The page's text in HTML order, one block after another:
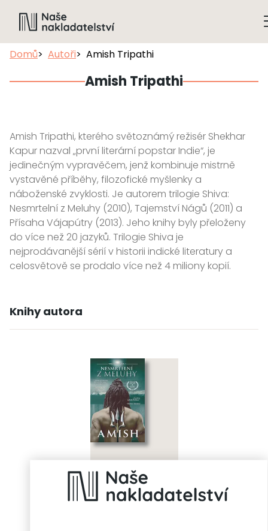
Domů Autoři Amish Tripathi
Amish Tripathi
Amish Tripathi, kterého světoznámý režisér Shekhar
Kapur nazval „první literární popstar Indie“, je
jedinečným vypravěčem, jenž kombinuje mistrně
vystavěné příběhy, filozofické myšlenky a
náboženské zvyklosti. Je autorem trilogie Shiva:
Nesmrtelní z Meluhy (2010), Tajemství Nágů (2011) a
Přísaha Vájapútry (2013). Jeho knihy byly přeloženy
do více než 20 jazyků. Trilogie Shiva je
nejprodávanější sérií v historii indické literatury a
celosvětově se prodalo více než 4 miliony kopií.
Knihy autora